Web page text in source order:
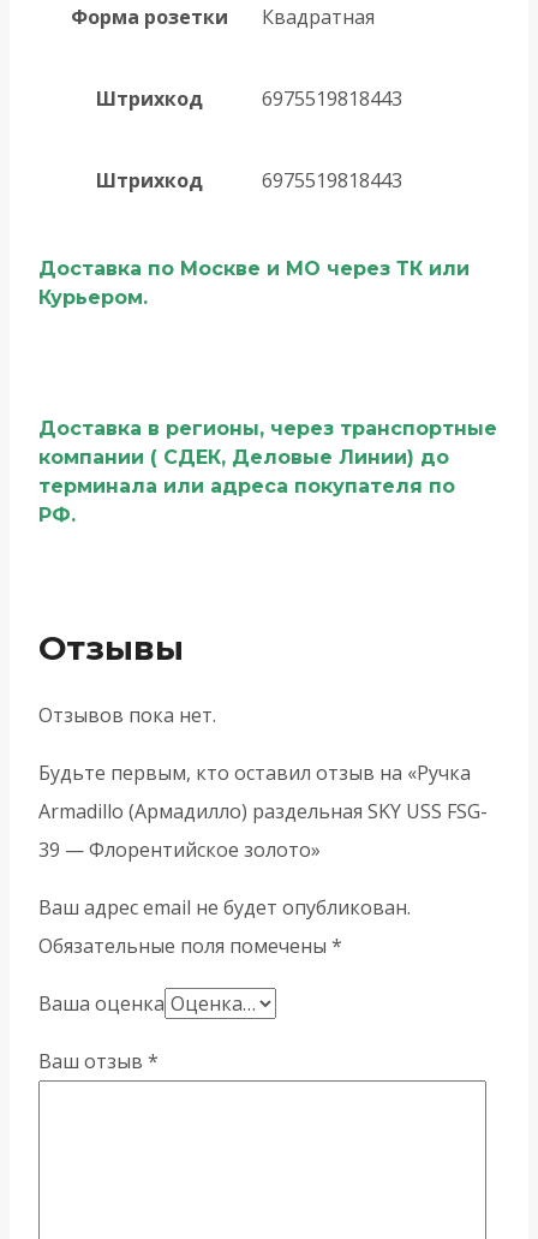
Форма розетки Квадратная
Штрихкод 6975519818443
Штрихкод 6975519818443
Доставка по Москве и МО через ТК или
Курьером.
Доставка в регионы, через транспортные
компании ( СДЕК, Деловые Линии) до
терминала или адреса покупателя по
РФ.
Отзывы
Отзывов пока нет.
Будьте первым, кто оставил отзыв на «Ручка
Armadillo (Армадилло) раздельная SKY USS FSG-
39 — Флорентийское золото»
Ваш адрес email не будет опубликован.
Обязательные поля помечены *
Ваша оценка
Ваш отзыв *